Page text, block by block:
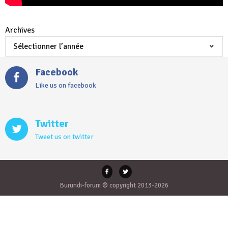
Archives
Facebook
Like us on facebook
Twitter
Tweet us on twitter
Burundi-forum © copyright 2013-2026